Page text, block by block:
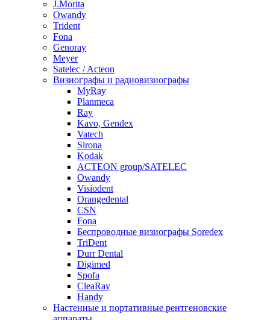
J.Morita
Owandy
Trident
Fona
Genoray
Meyer
Satelec / Acteon
Визиографы и радиовизиографы
MyRay
Planmeca
Ray
Kavo, Gendex
Vatech
Sirona
Kodak
ACTEON group/SATELEC
Owandy
Visiodent
Orangedental
CSN
Fona
Беспроводные визиографы Soredex
TriDent
Durr Dental
Digimed
Spofa
CleaRay
Handy
Настенные и портативные рентгеновские